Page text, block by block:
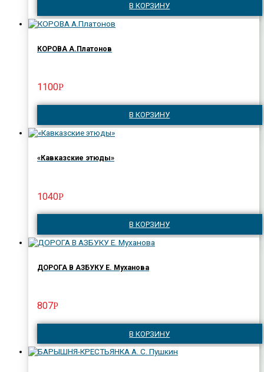
В КОРЗИНУ
КОРОВА А.Платонов
1100Р
В КОРЗИНУ
«Кавказские этюды»
1040Р
В КОРЗИНУ
ДОРОГА В АЗБУКУ Е. Муханова
807Р
В КОРЗИНУ